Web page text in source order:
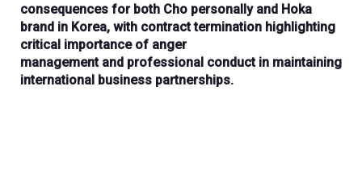
consequences for both Cho personally and Hoka
brand in Korea, with contract termination highlighting
critical importance of anger
managementand professional conductin maintaining
international business partnerships.